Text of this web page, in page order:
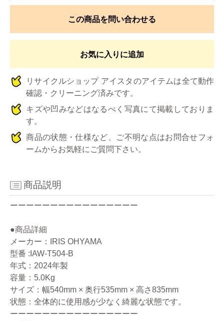
この商品を問い合わせる
お気に入りに追加
リサイクルショップ アイスタのアイテムは全て動作
確認・クリーニング済みです。
キズや凹みなどはなるべく写真にて掲載しておりま
す。
商品の状態・仕様など、ご不明な点はお問合せフォ
ームからお気軽にご質問下さい。
商品説明
ーーーーーーーーーーーーーーーー
●商品詳細
メーカー：IRIS OHYAMA
型番 :IAW-T504-B
年式：2024年製
容量：5.0Kg
サイズ：幅540mm × 奥行535mm × 高さ835mm
状態：全体的に使用感が少なく綺麗な状態です。
ーーーーーーーーーーーーーーーー